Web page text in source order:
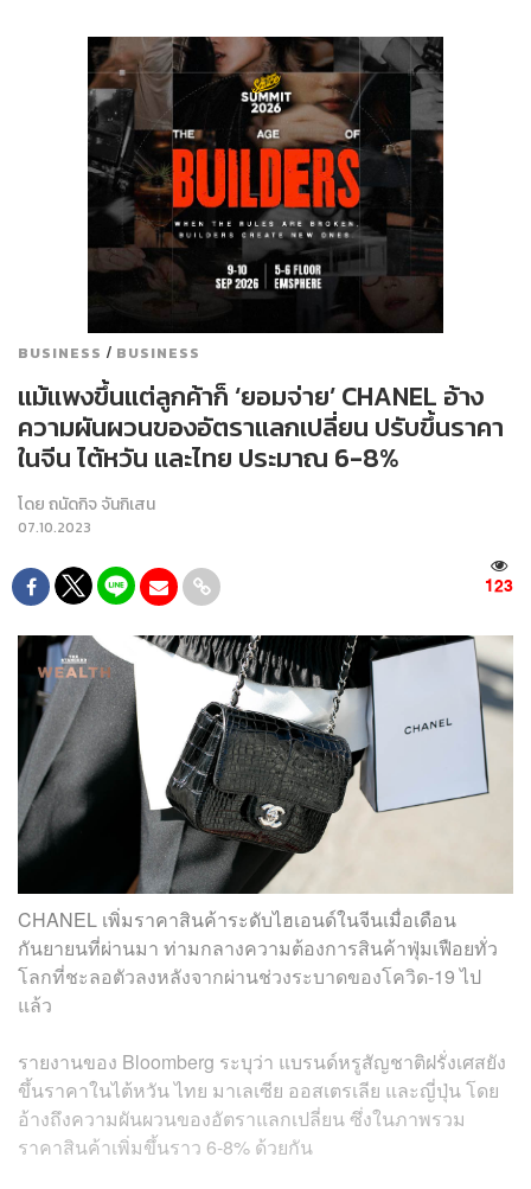
BUSINESS / BUSINESS
แม้แพงขึ้นแต่ลูกค้าก็ ‘ยอมจ่าย’ CHANEL อ้าง
ความผันผวนของอัตราแลกเปลี่ยน ปรับขึ้นราคา
ในจีน ไต้หวัน และไทย ประมาณ 6-8%
โดยถนัดกิจ จันกิเสน
07.10.2023
123
CHANEL เพิ่มราคาสินค้าระดับไฮเอนด์ในจีนเมื่อเดือน
กันยายนที่ผ่านมา ท่ามกลางความต้องการสินค้าฟุ่มเฟือยทั่ว
โลกที่ชะลอตัวลงหลังจากผ่านช่วงระบาดของโควิด-19 ไป
แล้ว
รายงานของ Bloomberg ระบุว่า แบรนด์หรูสัญชาติฝรั่งเศสยัง
ขึ้นราคาในไต้หวัน ไทย มาเลเซีย ออสเตรเลีย และญี่ปุ่น โดย
อ้างถึงความผันผวนของอัตราแลกเปลี่ยน ซึ่งในภาพรวม
ราคาสินค้าเพิ่มขึ้นราว 6-8% ด้วยกัน